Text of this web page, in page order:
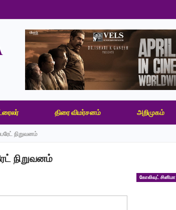
திரை விமர்சனம் அறிமுகம்
நிறுவனம்
நிறுவனம்
கோலிவுட் சினிமா